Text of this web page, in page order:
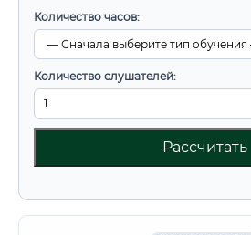
Количество часов:
Количество слушателей:
Рассчитать